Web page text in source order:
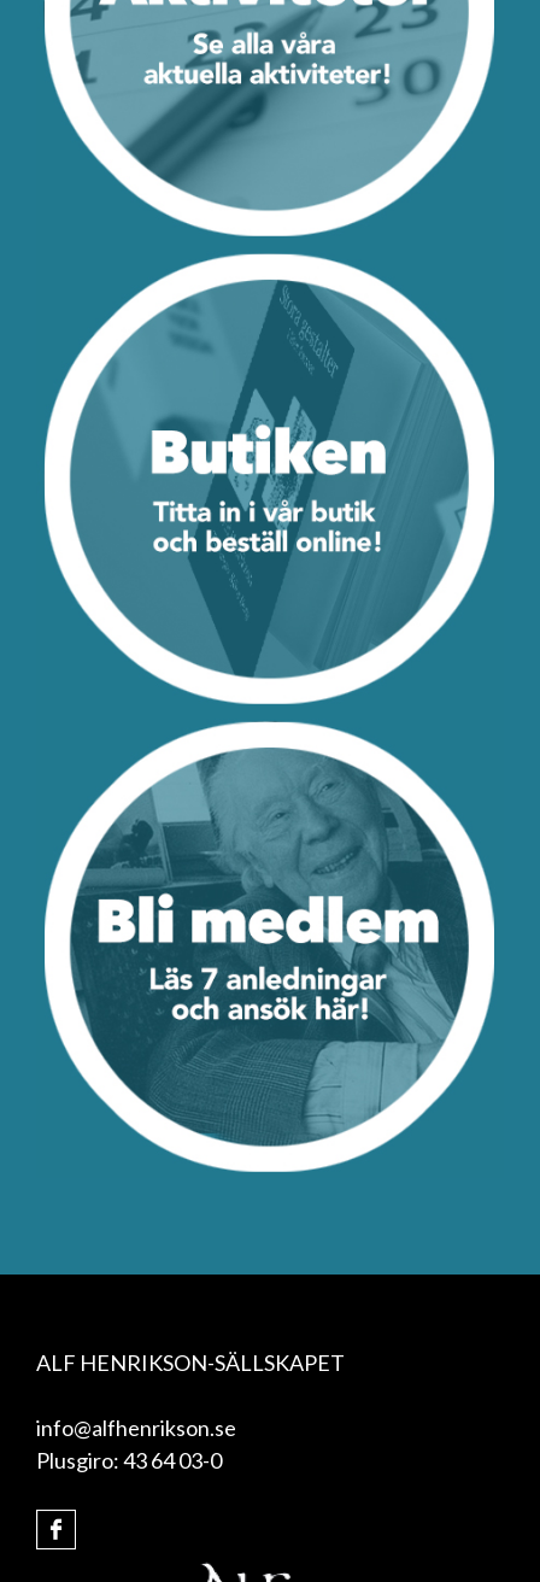
ALF HENRIKSON-SÄLLSKAPET
info@alfhenrikson.se
Plusgiro: 43 64 03-0